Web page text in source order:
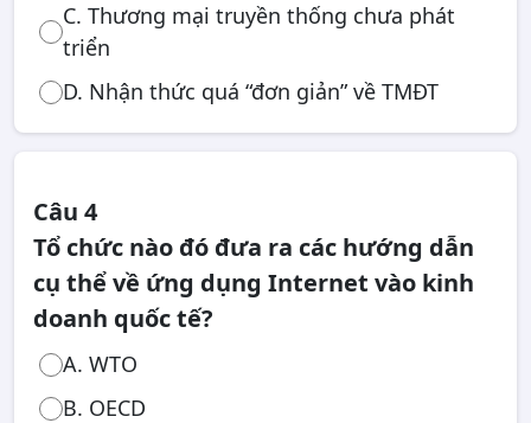
C. Thương mại truyền thống chưa phát
triển
D. Nhận thức quá “đơn giản” về TMĐT
Câu 4
Tổ chức nào đó đưa ra các hướng dẫn
cụ thể về ứng dụng Internet vào kinh
doanh quốc tế?
A. WTO
B. OECD